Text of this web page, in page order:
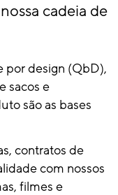
cadeia de
por design (QbD),
sacos e
são as bases
contratos de
com nossos
filmes e